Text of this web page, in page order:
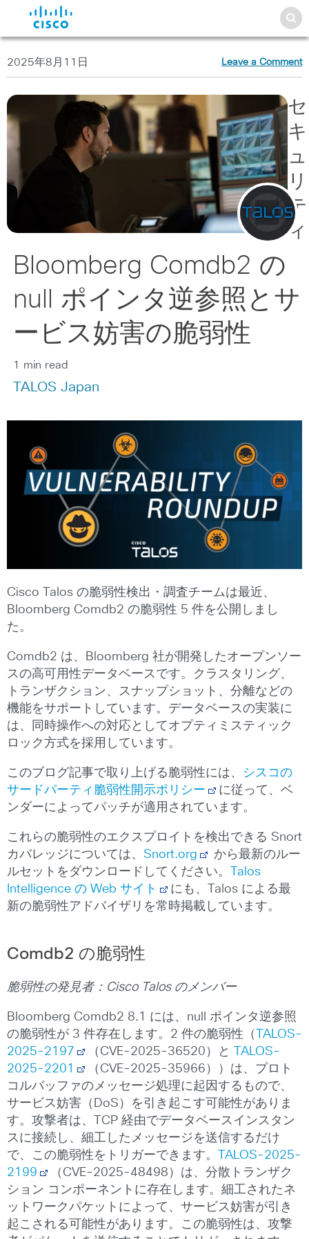
2025年8月11日 Leave a Comment
セ
キ
ュ
リ
テ
ィ
Bloomberg Comdb2 の
null ポインタ逆参照とサ
ービス妨害の脆弱性
1 min read
TALOS Japan
Cisco Talos の脆弱性検出・調査チームは最近、
Bloomberg Comdb2 の脆弱性 5 件を公開しまし
た。
Comdb2 は、Bloomberg 社が開発したオープンソー
スの高可用性データベースです。クラスタリング、
トランザクション、スナップショット、分離などの
機能をサポートしています。データベースの実装に
は、同時操作への対応としてオプティミスティック
ロック方式を採用しています。
このブログ記事で取り上げる脆弱性には、
シスコの
サードパーティ脆弱性開示ポリシー
に従って、ベ
ンダーによってパッチが適用されています。
これらの脆弱性のエクスプロイトを検出できる Snort
カバレッジについては、 Snort.org
から最新のルー
ルセットをダウンロードしてください。
Talos
Intelligence の Web サイト
にも、Talos による最
新の脆弱性アドバイザリを常時掲載しています。
Comdb2 の脆弱性
脆弱性の発見者： Cisco Talos のメンバー
Bloomberg Comdb2 8.1 には、null ポインタ逆参照
の脆弱性が 3 件存在します。2 件の脆弱性（
TALOS-
2025-2197
（CVE-2025-36520）と
TALOS-
2025-2201
（CVE-2025-35966））は、プロト
コルバッファのメッセージ処理に起因するもので、
サービス妨害（DoS）を引き起こす可能性がありま
す。攻撃者は、TCP 経由でデータベースインスタン
スに接続し、細工したメッセージを送信するだけ
で、この脆弱性をトリガーできます。
TALOS-2025-
2199
（CVE-2025-48498）は、分散トランザク
ション コンポーネントに存在します。細工されたネ
ットワークパケットによって、サービス妨害が引き
起こされる可能性があります。この脆弱性は、攻撃